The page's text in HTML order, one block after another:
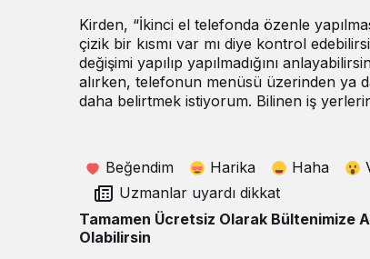
Kirden, “İkinci el telefonda özenle
çizik bir kısmı var mı diye kontrol
değişimi yapılıp yapılmadığını
alırken, telefonun menüsü üzerinden ya
daha belirtmek istiyorum. Bilinen iş
Beğendim Harika Haha
Uzmanlar uyardı dikkat
Tamamen Ücretsiz Olarak Bültenimize
Olabilirsin